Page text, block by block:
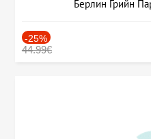
Берлин Грийн
-25%
44.99€